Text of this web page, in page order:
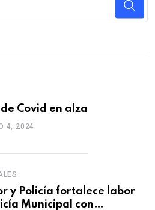
de Covid en alza
4, 2024
y Policía fortalece labor
Municipal con